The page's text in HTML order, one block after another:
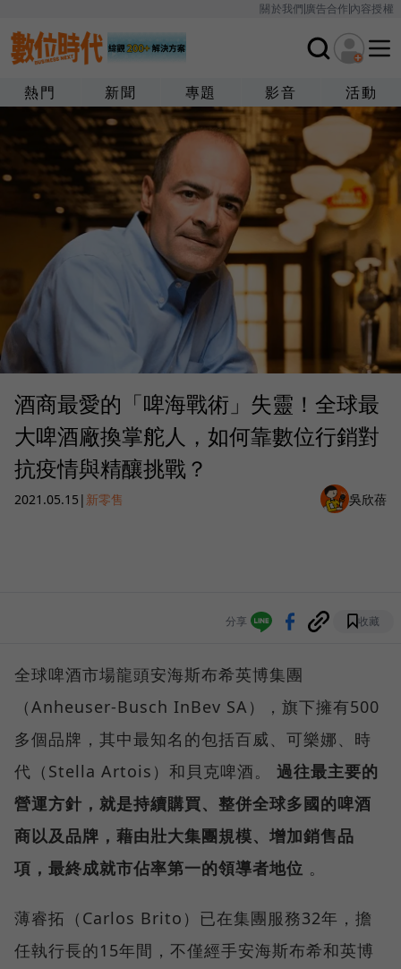
關於我們廣告合作內容授權
熱門 新聞 專題 影音 活動
酒商最愛的「啤海戰術」失靈！全球最
大啤酒廠換掌舵人，如何靠數位行銷對
抗疫情與精釀挑戰？
2021.05.15 | 新零售 吳欣蓓
分享 收藏
全球啤酒市場龍頭安海斯布希英博集團
（Anheuser-Busch InBev SA），旗下擁有500
多個品牌，其中最知名的包括百威、可樂娜、時
代（Stella Artois）和貝克啤酒。 過往最主要的
營運方針，就是持續購買、整併全球多國的啤酒
商以及品牌，藉由壯大集團規模、增加銷售品
項，最終成就市佔率第一的領導者地位 。
薄睿拓（Carlos Brito）已在集團服務32年，擔
任執行長的15年間，不僅經手安海斯布希和英博